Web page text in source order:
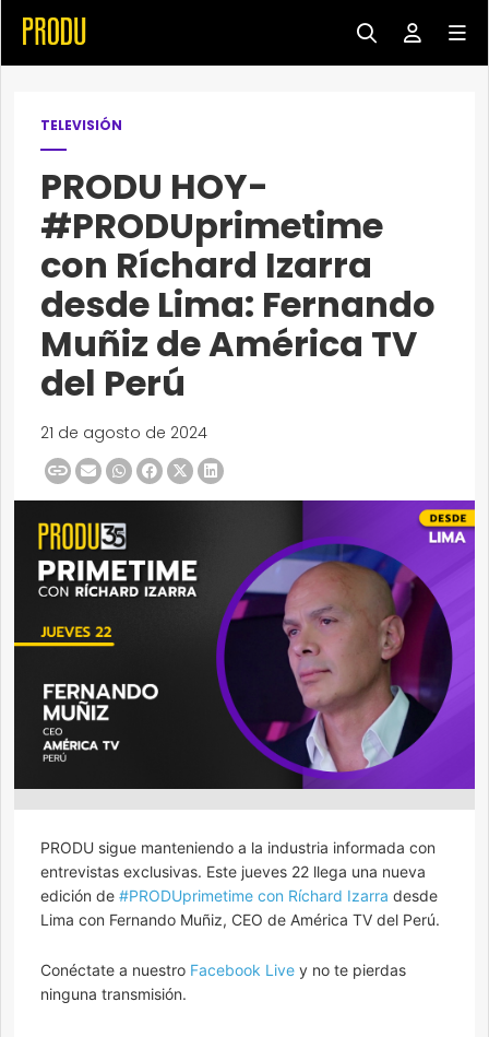
TELEVISIÓN
PRODU HOY-
#PRODUprimetime
con Ríchard Izarra
desde Lima: Fernando
Muñiz de América TV
del Perú
21 de agosto de 2024
PRODU sigue manteniendo a la industria informada con
entrevistas exclusivas. Este jueves 22 llega una nueva
edición de #PRODUprimetime con Ríchard Izarra desde
Lima con Fernando Muñiz, CEO de América TV del Perú.
Conéctate a nuestro Facebook Live y no te pierdas
ninguna transmisión.